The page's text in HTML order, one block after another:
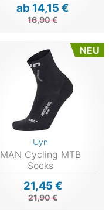
ab 14,15 €
16,90 €
NEU
Uyn
MAN Cycling MTB
Socks
21,45 €
21,90 €